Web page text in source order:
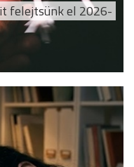
felejtsünk el 2026-